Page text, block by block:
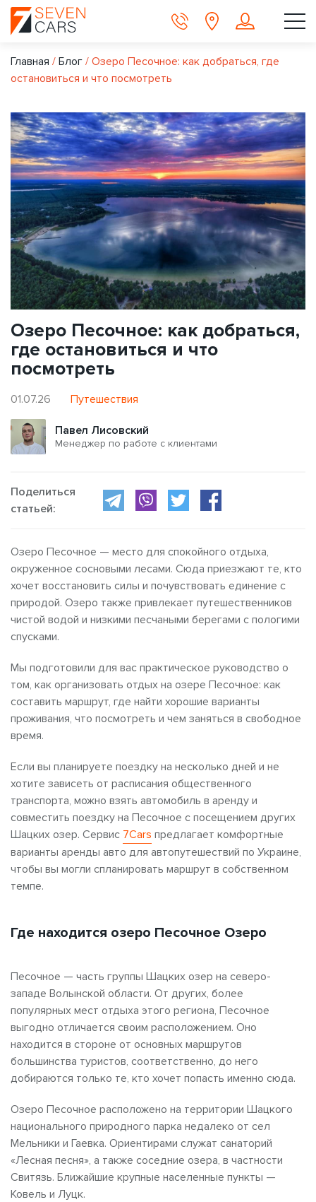
Главная / Блог / Озеро Песочное: как добраться, где
остановиться и что посмотреть
Озеро Песочное: как добраться,
где остановиться и что
посмотреть
01.07.26 Путешествия
Павел Лисовский
Менеджер по работе с клиентами
Поделиться
статьей:
Озеро Песочное — место для спокойного отдыха,
окруженное сосновыми лесами. Сюда приезжают те, кто
хочет восстановить силы и почувствовать единение с
природой. Озеро также привлекает путешественников
чистой водой и низкими песчаными берегами с пологими
спусками.
Мы подготовили для вас практическое руководство о
том, как организовать отдых на озере Песочное: как
составить маршрут, где найти хорошие варианты
проживания, что посмотреть и чем заняться в свободное
время.
Если вы планируете поездку на несколько дней и не
хотите зависеть от расписания общественного
транспорта, можно взять автомобиль в аренду и
совместить поездку на Песочное с посещением других
Шацких озер. Сервис 7Cars предлагает комфортные
варианты аренды авто для автопутешествий по Украине,
чтобы вы могли спланировать маршрут в собственном
темпе.
Где находится озеро Песочное Озеро
Песочное — часть группы Шацких озер на северо-
западе Волынской области. От других, более
популярных мест отдыха этого региона, Песочное
выгодно отличается своим расположением. Оно
находится в стороне от основных маршрутов
большинства туристов, соответственно, до него
добираются только те, кто хочет попасть именно сюда.
Озеро Песочное расположено на территории Шацкого
национального природного парка недалеко от сел
Мельники и Гаевка. Ориентирами служат санаторий
«Лесная песня», а также соседние озера, в частности
Свитязь. Ближайшие крупные населенные пункты —
Ковель и Луцк.